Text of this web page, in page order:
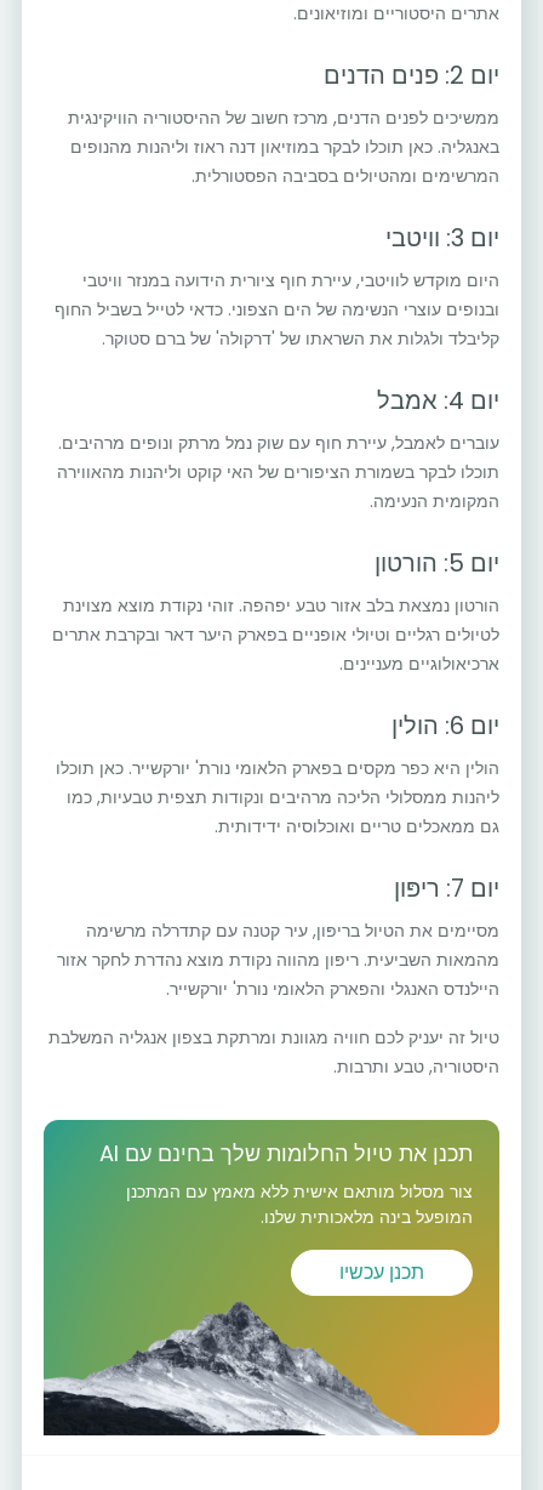
אתרים היסטוריים ומוזיאונים.
יום 2: פנים הדנים
ממשיכים לפנים הדנים, מרכז חשוב של ההיסטוריה הוויקינגית
באנגליה. כאן תוכלו לבקר במוזיאון דנה ראוז וליהנות מהנופים
המרשימים ומהטיולים בסביבה הפסטורלית.
יום 3: וויטבי
היום מוקדש לוויטבי, עיירת חוף ציורית הידועה במנזר וויטבי
ובנופים עוצרי הנשימה של הים הצפוני. כדאי לטייל בשביל החוף
קליבלד ולגלות את השראתו של 'דרקולה' של ברם סטוקר.
יום 4: אמבל
עוברים לאמבל, עיירת חוף עם שוק נמל מרתק ונופים מרהיבים.
תוכלו לבקר בשמורת הציפורים של האי קוקט וליהנות מהאווירה
המקומית הנעימה.
יום 5: הורטון
הורטון נמצאת בלב אזור טבע יפהפה. זוהי נקודת מוצא מצוינת
לטיולים רגליים וטיולי אופניים בפארק היער דאר ובקרבת אתרים
ארכיאולוגיים מעניינים.
יום 6: הולין
הולין היא כפר מקסים בפארק הלאומי נורת' יורקשייר. כאן תוכלו
ליהנות ממסלולי הליכה מרהיבים ונקודות תצפית טבעיות, כמו
גם ממאכלים טריים ואוכלוסיה ידידותית.
יום 7: ריפּון
מסיימים את הטיול בריפּון, עיר קטנה עם קתדרלה מרשימה
מהמאות השביעית. ריפּון מהווה נקודת מוצא נהדרת לחקר אזור
היילנדס האנגלי והפארק הלאומי נורת' יורקשייר.
טיול זה יעניק לכם חוויה מגוונת ומרתקת בצפון אנגליה המשלבת
היסטוריה, טבע ותרבות.
תכנן את טיול החלומות שלך בחינם עם AI
צור מסלול מותאם אישית ללא מאמץ עם המתכנן
המופעל בינה מלאכותית שלנו.
תכנן עכשיו